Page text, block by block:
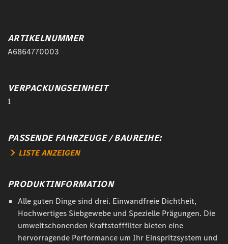
ARTIKELNUMMER
A6864770003
VERPACKUNGSEINHEIT
1
PASSENDE FAHRZEUGE / BAUREIHE:
LISTE ANZEIGEN
PRODUKTINFORMATION
Alle guten Dinge sind drei. Einwandfreie Dichtheit,
Hochwertiges Siebgewebe und Spezielle Prägungen. Die
umweltschonenden Kraftstofffilter bieten eine
hervorragende Performance um Ihr Einspritzsystem und